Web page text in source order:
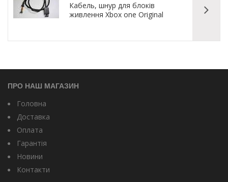
Кабель, шнур для блоків
живлення Xbox one Original
ПРО НАШ МАГАЗИН
Головна
Доставка
Оплата
Гарантія
Новини
Контакти